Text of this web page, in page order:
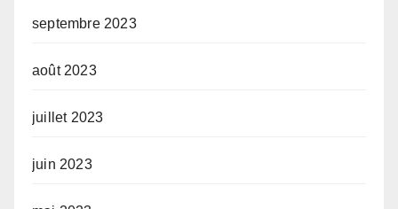
septembre 2023
août 2023
juillet 2023
juin 2023